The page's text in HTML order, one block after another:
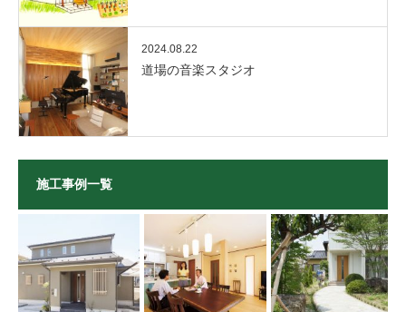
2024.08.22
道場の音楽スタジオ
施工事例一覧